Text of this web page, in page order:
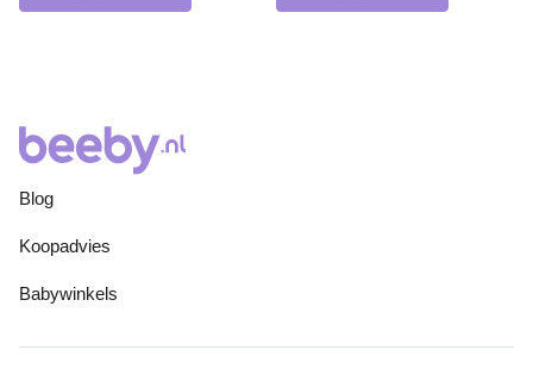
Blog
Koopadvies
Babywinkels